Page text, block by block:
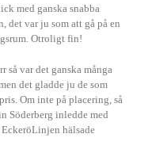
med ganska snabba
det var ju som att gå på en
Otroligt fin!
så var det ganska många
det gladde ju de som
Om inte på placering, så
Söderberg inledde med
hälsade